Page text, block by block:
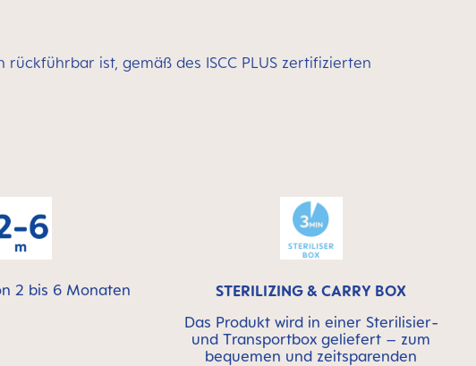
ist, gemäß des ISCC PLUS zertifizierten
2 bis 6 Monaten
STERILIZING & CARRY BOX
Das Produkt wird in einer Sterilisier-
und Transportbox geliefert – zum
bequemen und zeitsparenden